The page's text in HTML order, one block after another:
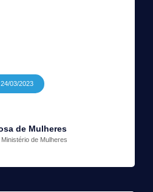
24/03/2023
de Mulheres
Ministério de Mulheres